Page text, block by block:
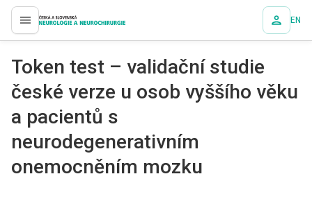
proLékaře.cz EN
Token test – validační studie
české verze u osob vyššího věku
a pacientů s
neurodegenerativním
onemocněním mozku